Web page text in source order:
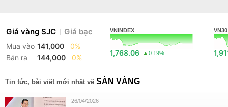
Giá vàng SJC Giá bạc
Mua vào 141,000
0%
Bán ra
144,000 0%
VNINDEX
1,768.06 0.19%
VN30
Tin tức, bài viết mới nhất về SÀN VÀNG
26/04/2026